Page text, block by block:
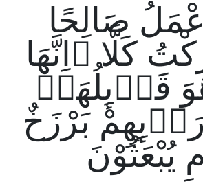
صَالِحًا
كَلَّا ۗاِنَّهَا
قَاۤىِٕلُهَاۗ
بَرْزَخٌ
يُبْعَثُوْنَ